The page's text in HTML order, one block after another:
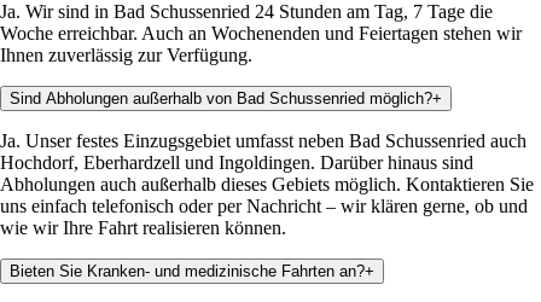
Ja. Wir sind in Bad Schussenried 24 Stunden am Tag, 7 Tage die
Woche erreichbar. Auch an Wochenenden und Feiertagen stehen wir
Ihnen zuverlässig zur Verfügung.
Sind Abholungen außerhalb von Bad Schussenried möglich?+
Ja. Unser festes Einzugsgebiet umfasst neben Bad Schussenried auch
Hochdorf, Eberhardzell und Ingoldingen. Darüber hinaus sind
Abholungen auch außerhalb dieses Gebiets möglich. Kontaktieren Sie
uns einfach telefonisch oder per Nachricht – wir klären gerne, ob und
wie wir Ihre Fahrt realisieren können.
Bieten Sie Kranken- und medizinische Fahrten an?+